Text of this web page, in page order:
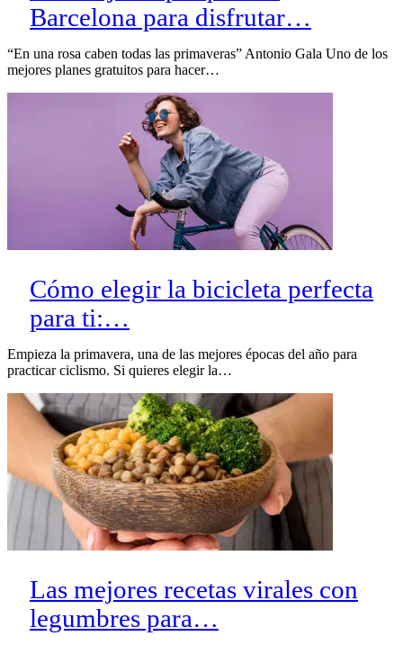
Barcelona para disfrutar…
“En una rosa caben todas las primaveras” Antonio Gala Uno de los
mejores planes gratuitos para hacer…
Cómo elegir la bicicleta perfecta
para ti:…
Empieza la primavera, una de las mejores épocas del año para
practicar ciclismo. Si quieres elegir la…
Las mejores recetas virales con
legumbres para…